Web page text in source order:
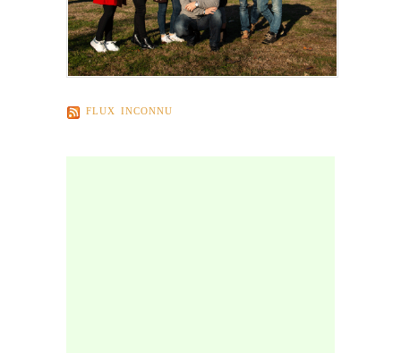
FLUX INCONNU